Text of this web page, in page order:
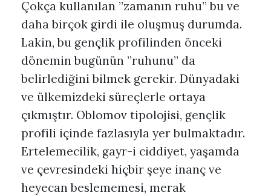
Çokça kullanılan ”zamanın ruhu” bu ve
daha birçok girdi ile oluşmuş durumda.
Lakin, bu gençlik profilinden önceki
dönemin bugünün ”ruhunu” da
belirlediğini bilmek gerekir. Dünyadaki
ve ülkemizdeki süreçlerle ortaya
çıkmıştır. Oblomov tipolojisi, gençlik
profili içinde fazlasıyla yer bulmaktadır.
Ertelemecilik, gayr-i ciddiyet, yaşamda
ve çevresindeki hiçbir şeye inanç ve
heyecan beslememesi, merak